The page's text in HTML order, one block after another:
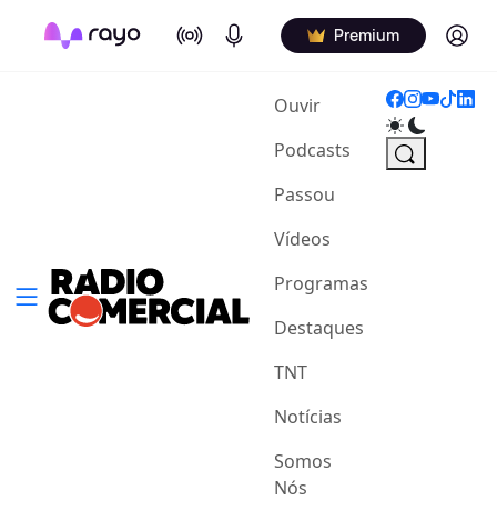
On Air Podcasts Premium Log in
Ouvir(current)
Podcasts
Passou
Vídeos
Programas
Destaques
TNT
Notícias
Somos
Nós